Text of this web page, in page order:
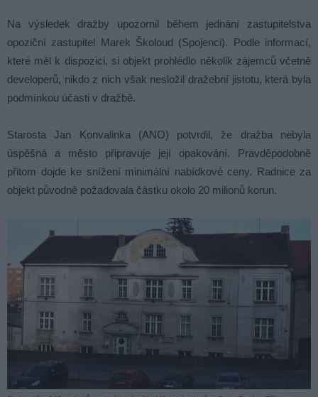
Na výsledek dražby upozornil během jednání zastupitelstva
opoziční zastupitel Marek Školoud (Spojenci). Podle informací,
které měl k dispozici, si objekt prohlédlo několik zájemců včetně
developerů, nikdo z nich však nesložil dražební jistotu, která byla
podmínkou účasti v dražbě.
Starosta Jan Konvalinka (ANO) potvrdil, že dražba nebyla
úspěšná a město připravuje její opakování. Pravděpodobně
přitom dojde ke snížení minimální nabídkové ceny. Radnice za
objekt původně požadovala částku okolo 20 milionů korun.